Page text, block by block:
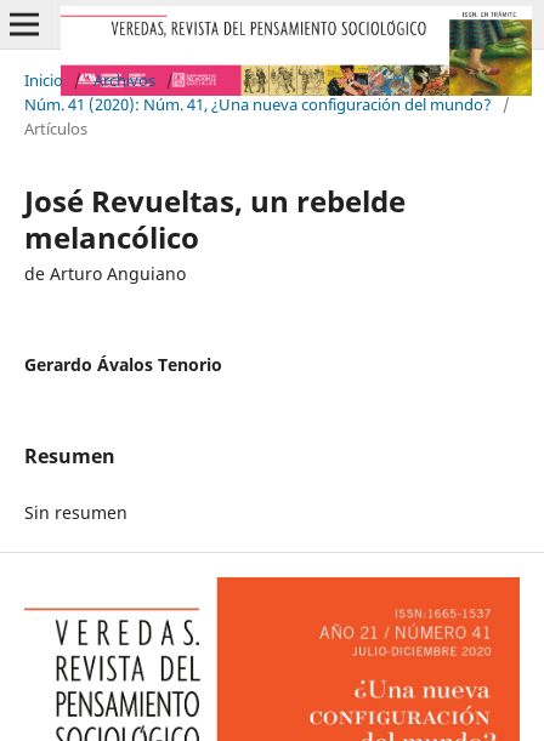
Inicio / Archivos /
Núm. 41 (2020): Núm. 41, ¿Una nueva configuración del mundo?
/
Artículos
José Revueltas, un rebelde
melancólico
de Arturo Anguiano
Gerardo Ávalos Tenorio
Resumen
Sin resumen